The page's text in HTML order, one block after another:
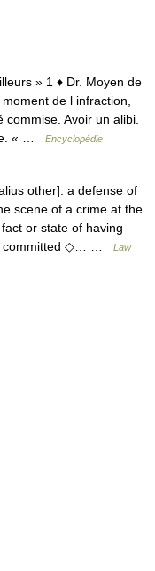
» 1 ♦ Dr. Moyen de
de l infraction,
Avoir un alibi.
« …
Encyclopédie
other]: a defense of
scene of a crime at the
or state of having
committed ◇… …
Law